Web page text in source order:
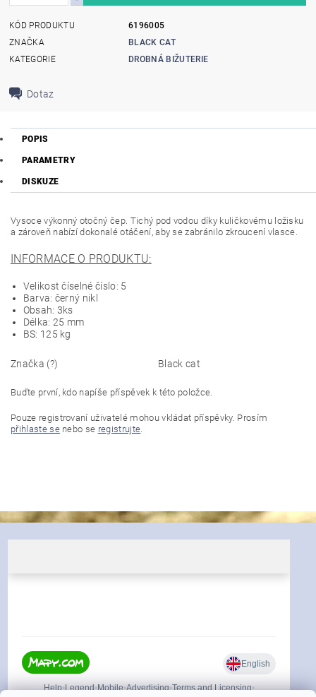
KÓD PRODUKTU
6196005
ZNAČKA
BLACK CAT
KATEGORIE
DROBNÁ BIŽUTERIE
Dotaz
POPIS
PARAMETRY
DISKUZE
Vysoce výkonný otočný čep. Tichý pod vodou díky kuličkovému ložisku
a zároveň nabízí dokonalé otáčení, aby se zabránilo zkroucení vlasce.
INFORMACE O PRODUKTU:
Velikost číselné číslo: 5
Barva: černý nikl
Obsah: 3ks
Délka: 25 mm
BS: 125 kg
Značka (?) Black cat
Buďte první, kdo napíše příspěvek k této položce.
Pouze registrovaní uživatelé mohou vkládat příspěvky. Prosím
přihlaste senebo se registrujte.